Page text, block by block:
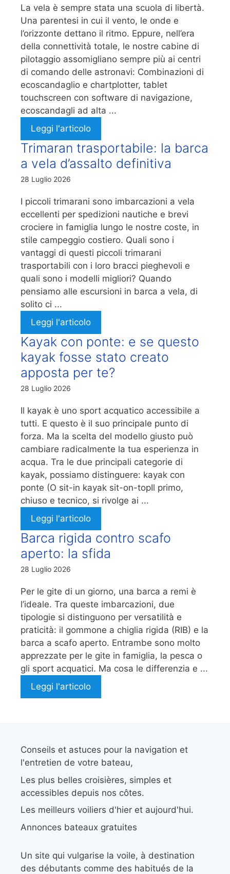
La vela è sempre stata una scuola di libertà.
Una parentesi in cui il vento, le onde e
l’orizzonte dettano il ritmo. Eppure, nell’era
della connettività totale, le nostre cabine di
pilotaggio assomigliano sempre più ai centri
di comando delle astronavi: Combinazioni di
ecoscandaglio e chartplotter, tablet
touchscreen con software di navigazione,
ecoscandagli ad alta ...
Leggi l'articolo
Trimaran trasportabile: la barca
a vela d’assalto definitiva
28 Luglio 2026
I piccoli trimarani sono imbarcazioni a vela
eccellenti per spedizioni nautiche e brevi
crociere in famiglia lungo le nostre coste, in
stile campeggio costiero. Quali sono i
vantaggi di questi piccoli trimarani
trasportabili con i loro bracci pieghevoli e
quali sono i modelli migliori? Quando
pensiamo alle escursioni in barca a vela, di
solito ci ...
Leggi l'articolo
Kayak con ponte: e se questo
kayak fosse stato creato
apposta per te?
28 Luglio 2026
Il kayak è uno sport acquatico accessibile a
tutti. E questo è il suo principale punto di
forza. Ma la scelta del modello giusto può
cambiare radicalmente la tua esperienza in
acqua. Tra le due principali categorie di
kayak, possiamo distinguere: kayak con
ponte (O sit-in kayak sit-on-topIl primo,
chiuso e tecnico, si rivolge ai ...
Leggi l'articolo
Barca rigida contro scafo
aperto: la sfida
28 Luglio 2026
Per le gite di un giorno, una barca a remi è
l’ideale. Tra queste imbarcazioni, due
tipologie si distinguono per versatilità e
praticità: il gommone a chiglia rigida (RIB) e la
barca a scafo aperto. Entrambe sono molto
apprezzate per le gite in famiglia, la pesca o
gli sport acquatici. Ma cosa le differenzia e ...
Leggi l'articolo
Conseils et astuces pour la navigation et
l'entretien de votre bateau,
Les plus belles croisières, simples et
accessibles depuis nos côtes.
Les meilleurs voiliers d'hier et aujourd'hui.
Annonces bateaux gratuites
Un site qui vulgarise la voile, à destination
des débutants comme des habitués de la